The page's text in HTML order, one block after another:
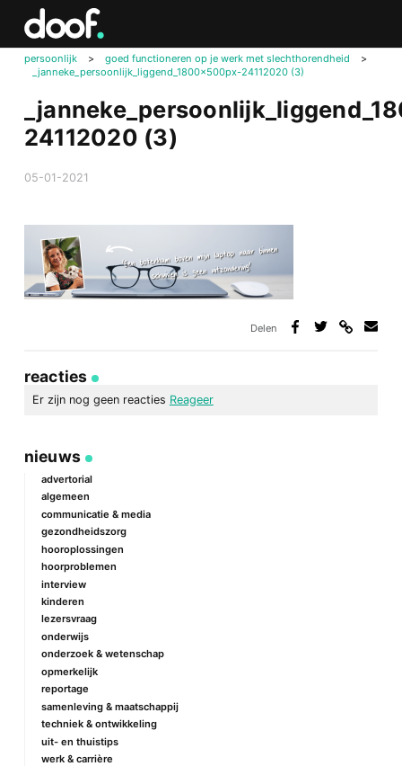
persoonlijk > goed functioneren op je werk met slechthorendheid
>
_janneke_persoonlijk_liggend_1800x500px-24112020 (3)
24112020 (3)
05-01-2021
Delen
reacties
Er zijn nog geen reacties Reageer
Je e-mailadres wordt niet gepubliceerd.
gemarkeerd met
*
Naam*
E-mail*
nieuws
advertorial
algemeen
communicatie & media
gezondheidszorg
hooroplossingen
hoorproblemen
interview
kinderen
lezersvraag
onderwijs
onderzoek & wetenschap
opmerkelijk
reportage
samenleving & maatschappij
techniek & ontwikkeling
uit- en thuistips
werk & carrière
in
Doof.nl